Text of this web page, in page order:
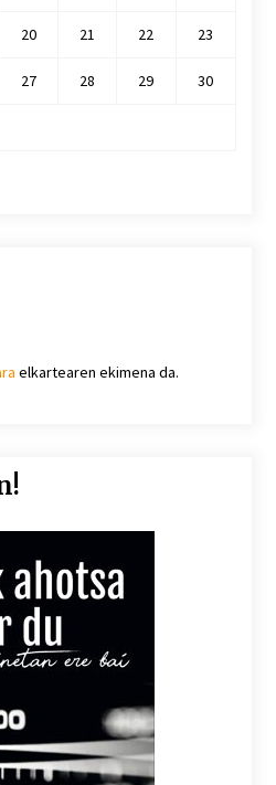
20 21 22 23
27 28 29 30
elkartearen ekimena da.